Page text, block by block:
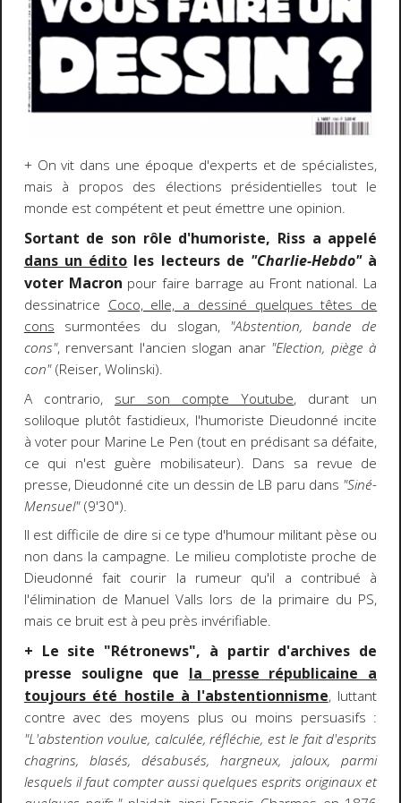
+ On vit dans une époque d'experts et de spécialistes,
mais à propos des élections présidentielles tout le
monde est compétent et peut émettre une opinion.
Sortant de son rôle d'humoriste, Riss a appelé
dans un édito les lecteurs de "Charlie-Hebdo"à
voter Macron pour faire barrage au Front national. La
dessinatrice Coco, elle, a dessiné quelques têtes de
cons surmontées du slogan, "Abstention, bande de
cons", renversant l'ancien slogan anar "Election, piège à
con"(Reiser, Wolinski).
A contrario, sur son compte Youtube, durant un
soliloque plutôt fastidieux, l'humoriste Dieudonné incite
à voter pour Marine Le Pen (tout en prédisant sa défaite,
ce qui n'est guère mobilisateur). Dans sa revue de
presse, Dieudonné cite un dessin de LB paru dans "Siné-
Mensuel"(9'30").
Il est difficile de dire si ce type d'humour militant pèse ou
non dans la campagne. Le milieu complotiste proche de
Dieudonné fait courir la rumeur qu'il a contribué à
l'élimination de Manuel Valls lors de la primaire du PS,
mais ce bruit est à peu près invérifiable.
+ Le site "Rétronews", à partir d'archives de
presse souligne que la presse républicaine a
toujours été hostile à l'abstentionnisme, luttant
contre avec des moyens plus ou moins persuasifs :
"L'abstention voulue, calculée, réfléchie, est le fait d'esprits
chagrins, blasés, désabusés, hargneux, jaloux, parmi
lesquels il faut compter aussi quelques esprits originaux et